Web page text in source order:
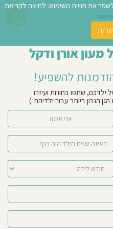
אורן ודקל
להשפיע!
שתפו בחוויות ועיזרו
הנכון ביותר עבור ילדיהם :)
אני אמא
את חוויית השימוש. לחיצה לקריאת
ת